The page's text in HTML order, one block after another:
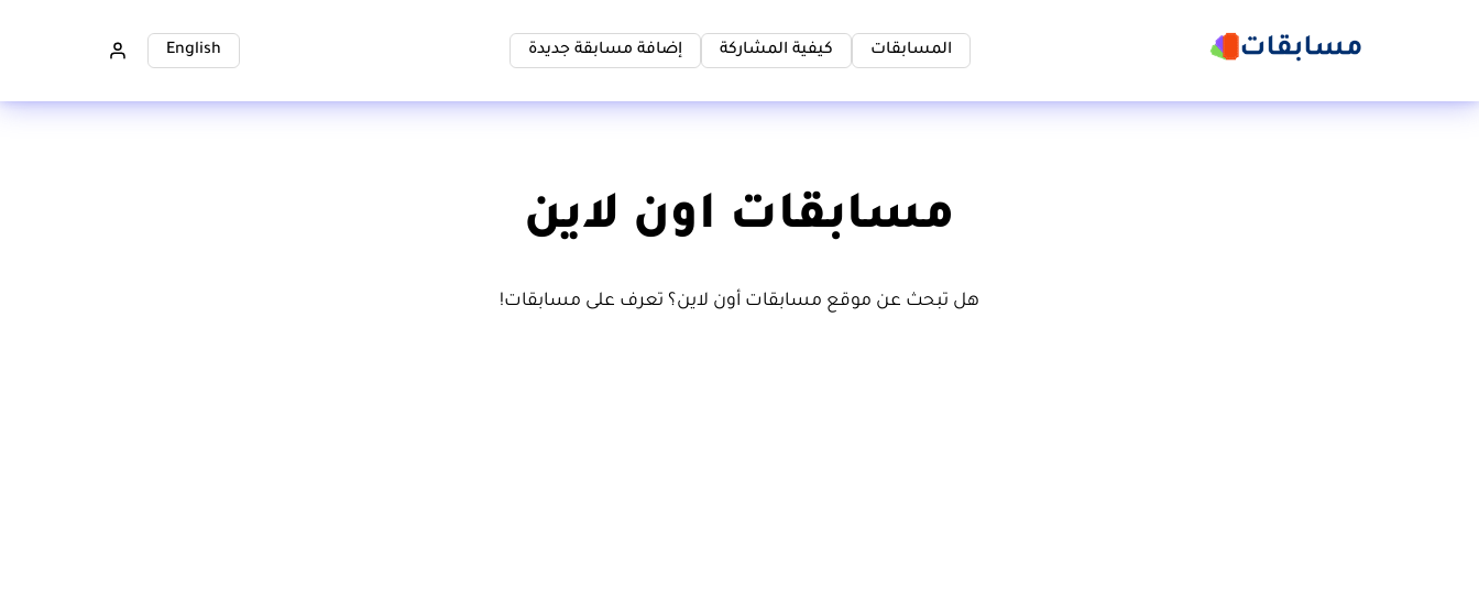
المسابقات كيفية المشاركة إضافة مسابقة جديدة English
مسابقات اون لاين
هل تبحث عن موقع مسابقات أون لاين؟ تعرف على مسابقات!